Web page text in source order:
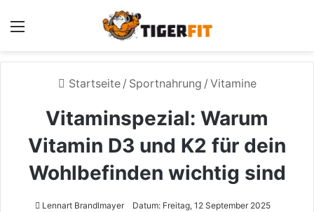
Startseite / Sportnahrung / Vitamine
Vitaminspezial: Warum
Vitamin D3 und K2 für dein
Wohlbefinden wichtig sind
Lennart Brandlmayer Datum: Freitag, 12 September 2025